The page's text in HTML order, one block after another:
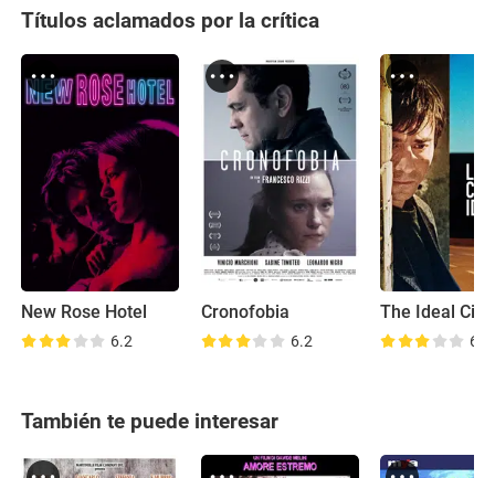
Títulos aclamados por la crítica
New Rose Hotel
6.2
Cronofobia
6.2
The Ideal City
6.4
También te puede interesar